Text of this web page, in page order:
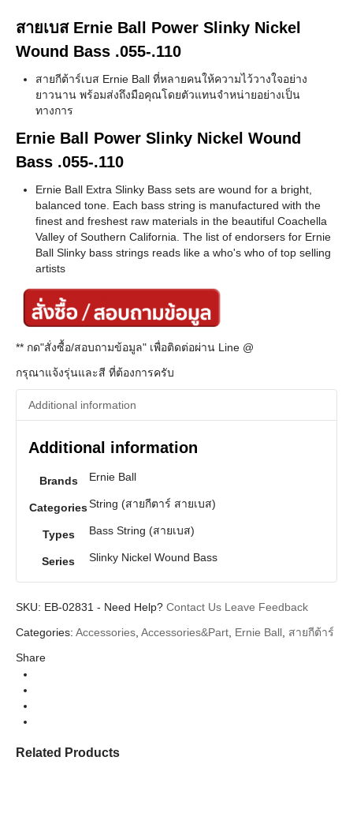
สายเบส Ernie Ball Power Slinky Nickel
Wound Bass .055-.110
สายกีต้าร์เบส Ernie Ball ที่หลายคนให้ความไว้วางใจอย่าง
ยาวนาน พร้อมส่งถึงมือคุณโดยตัวแทนจำหน่ายอย่างเป็น
ทางการ
Ernie Ball Power Slinky Nickel Wound
Bass .055-.110
Ernie Ball Extra Slinky Bass sets are wound for a bright,
balanced tone. Each bass string is manufactured with the
finest and freshest raw materials in the beautiful Coachella
Valley of Southern California. The list of endorsers for Ernie
Ball Slinky bass strings reads like a who's who of top selling
artists
** กด"สั่งซื้อ/สอบถามข้อมูล" เพื่อติดต่อผ่าน Line @
กรุณาแจ้งรุ่นและสี ที่ต้องการครับ
Additional information
Additional information
Brands Ernie Ball
CategoriesString (สายกีตาร์ สายเบส)
Types Bass String (สายเบส)
Series Slinky Nickel Wound Bass
SKU: EB-02831 - Need Help? Contact Us Leave Feedback
Categories: Accessories, Accessories&Part, Ernie Ball, สายกีต้าร์
Share
Related Products